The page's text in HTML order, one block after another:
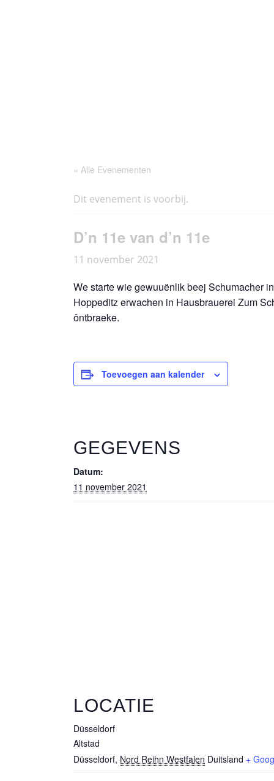
« Alle Evenementen
Dit evenement is voorbij.
D’n 11e van d’n 11e
11 november 2021
We starte wie gewuuënlik beej Schumacher
Hoppeditz erwachen in Hausbrauerei Zum
ôntbraeke.
Toevoegen aan kalender
GEGEVENS
Datum:
11 november 2021
LOCATIE
Düsseldorf
Altstad
Düsseldorf, Nord Reihn Westfalen Duitsland +